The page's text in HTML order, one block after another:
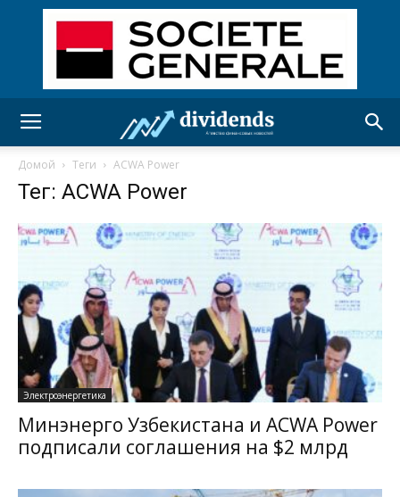
Домой Теги ACWA Power
Тег: ACWA Power
Электроэнергетика
Минэнерго Узбекистана и ACWA Power
подписали соглашения на $2 млрд